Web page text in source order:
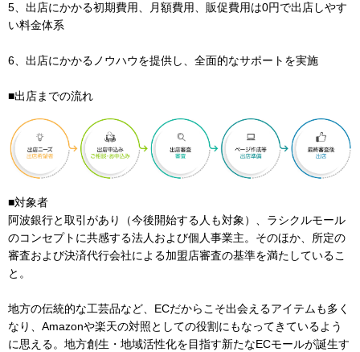
5、出店にかかる初期費用、月額費用、販促費用は0円で出店しやす
い料金体系
6、出店にかかるノウハウを提供し、全面的なサポートを実施
■出店までの流れ
■対象者
阿波銀行と取引があり（今後開始する人も対象）、ラシクルモール
のコンセプトに共感する法人および個人事業主。そのほか、所定の
審査および決済代行会社による加盟店審査の基準を満たしているこ
と。
地方の伝統的な工芸品など、ECだからこそ出会えるアイテムも多く
なり、Amazonや楽天の対照としての役割にもなってきているよう
に思える。地方創生・地域活性化を目指す新たなECモールが誕生す